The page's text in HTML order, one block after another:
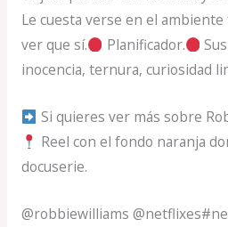
Le cuesta verse en el
ver que sí.
Planificador.
inocencia, ternura, curiosidad
Si quieres ver más sobre
Reel con el fondo naranja
docuserie.
@robbiewilliams